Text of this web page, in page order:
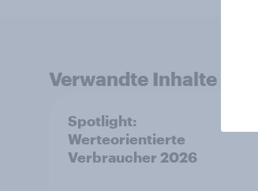
Verwandte Inhalte
Spotlight:
Werteorientierte
Verbraucher 2026